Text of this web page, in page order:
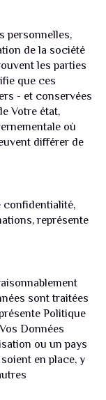
personnelles,
de la société
les parties
que ces
- et conservées
Votre état,
où
différer de
confidentialité,
représente
sont traitées
Politique
Données
ou un pays
en place, y